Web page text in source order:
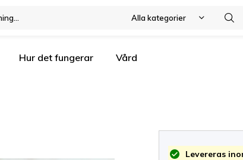
Alla kategorier
Hur det fungerar Vård
Levereras